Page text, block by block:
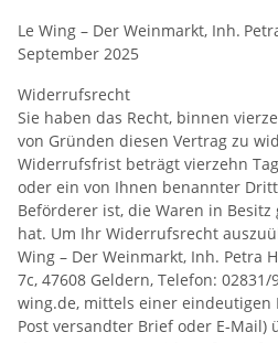
Le Wing – Der Weinmarkt, Inh.
September 2025
Widerrufsrecht
Sie haben das Recht, binnen
von Gründen diesen Vertrag zu
Widerrufsfrist beträgt vierzehn
oder ein von Ihnen benannter
Beförderer ist, die Waren in
hat. Um Ihr Widerrufsrecht
Wing – Der Weinmarkt, Inh. Petra
7c, 47608 Geldern, Telefon: 02831/
wing.de, mittels einer eindeutigen
Post versandter Brief oder E-Mail)